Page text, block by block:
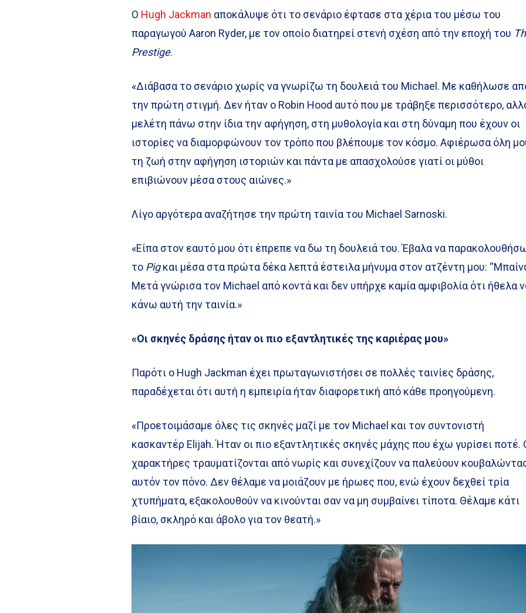
Ο Hugh Jackman αποκάλυψε ότι το σενάριο έφτασε στα χέρια του μέσω του
παραγωγού Aaron Ryder, με τον οποίο διατηρεί στενή σχέση από την εποχή του
Prestige.
«Διάβασα το σενάριο χωρίς να γνωρίζω τη δουλειά του Michael. Με καθήλωσε
την πρώτη στιγμή. Δεν ήταν ο Robin Hood αυτό που με τράβηξε περισσότερο,
μελέτη πάνω στην ίδια την αφήγηση, στη μυθολογία και στη δύναμη που έχουν οι
ιστορίες να διαμορφώνουν τον τρόπο που βλέπουμε τον κόσμο. Αφιέρωσα όλη
τη ζωή στην αφήγηση ιστοριών και πάντα με απασχολούσε γιατί οι μύθοι
επιβιώνουν μέσα στους αιώνες.»
Λίγο αργότερα αναζήτησε την πρώτη ταινία του Michael Sarnoski.
«Είπα στον εαυτό μου ότι έπρεπε να δω τη δουλειά του. Έβαλα να
το Pigκαι μέσα στα πρώτα δέκα λεπτά έστειλα μήνυμα στον ατζέντη μου:
Μετά γνώρισα τον Michael από κοντά και δεν υπήρχε καμία αμφιβολία ότι ήθελα
κάνω αυτή την ταινία.»
«Οι σκηνές δράσης ήταν οι πιο εξαντλητικές της καριέρας μου»
Παρότι ο Hugh Jackman έχει πρωταγωνιστήσει σε πολλές ταινίες δράσης,
παραδέχεται ότι αυτή η εμπειρία ήταν διαφορετική από κάθε προηγούμενη.
«Προετοιμάσαμε όλες τις σκηνές μαζί με τον Michael και τον συντονιστή
κασκαντέρ Elijah. Ήταν οι πιο εξαντλητικές σκηνές μάχης που έχω γυρίσει ποτέ.
χαρακτήρες τραυματίζονται από νωρίς και συνεχίζουν να παλεύουν
αυτόν τον πόνο. Δεν θέλαμε να μοιάζουν με ήρωες που, ενώ έχουν δεχθεί τρία
χτυπήματα, εξακολουθούν να κινούνται σαν να μη συμβαίνει τίποτα. Θέλαμε κάτι
βίαιο, σκληρό και άβολο για τον θεατή.»